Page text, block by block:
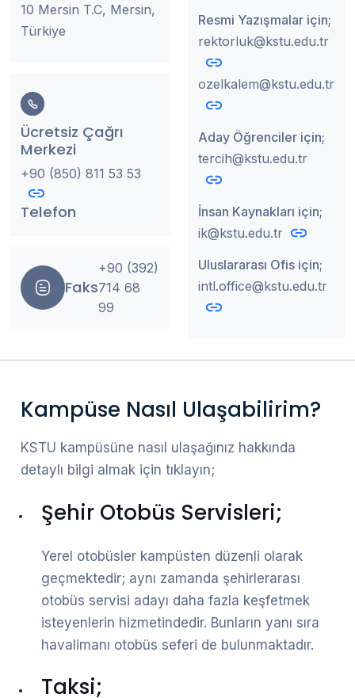
10 Mersin T.C, Mersin,
Türkiye
Ücretsiz Çağrı
Merkezi
+90 (850) 811 53 53
Telefon
Faks
+90 (392)
714 68
99
Resmi Yazışmalar için;
rektorluk@kstu.edu.tr
ozelkalem@kstu.edu.tr
Aday Öğrenciler için;
tercih@kstu.edu.tr
İnsan Kaynakları için;
ik@kstu.edu.tr
Uluslararası Ofis için;
intl.office@kstu.edu.tr
Kampüse Nasıl Ulaşabilirim?
KSTU kampüsüne nasıl ulaşağınız hakkında
detaylı bilgi almak için tıklayın;
Şehir Otobüs Servisleri;
Yerel otobüsler kampüsten düzenli olarak
geçmektedir; aynı zamanda şehirlerarası
otobüs servisi adayı daha fazla keşfetmek
isteyenlerin hizmetindedir. Bunların yanı sıra
havalimanı otobüs seferi de bulunmaktadır.
Taksi;